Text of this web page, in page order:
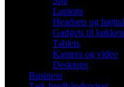
Laptops
Headsets og
Gadgets til
Tablets
Kamera og video
Desktops
Business